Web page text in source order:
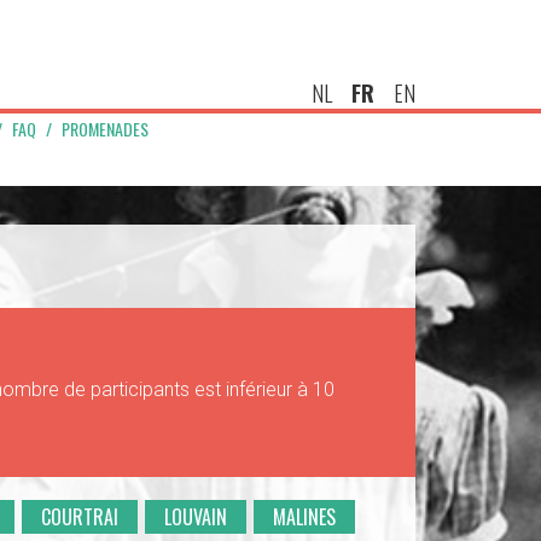
NL FR EN
FAQ PROMENADES
de participants est inférieur à 10
COURTRAI LOUVAIN MALINES